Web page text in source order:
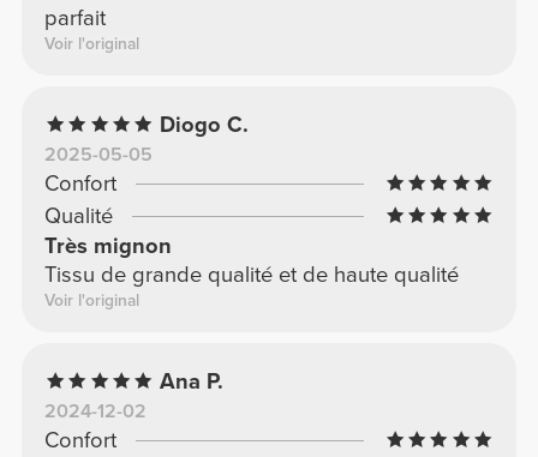
parfait
Voir l'original
Diogo C.
2025-05-05
Confort
Qualité
Très mignon
Tissu de grande qualité et de haute qualité
Voir l'original
Ana P.
2024-12-02
Confort